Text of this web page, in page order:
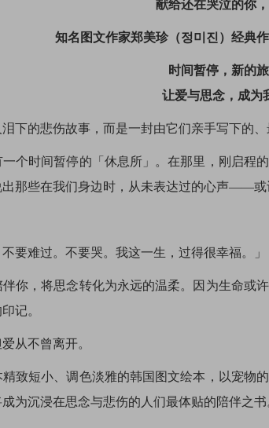
献给还在哭泣的你
知名图文作家郑美珍（정미진）经典
时间暂停，新的
让爱与思念，成为
的悲伤故事，而是一封由它们亲手写下的、
时间暂停的「休息所」。在那里，刚启程的
那些在我们身边时，从未表达过的心声——或
难过。不要哭。我这一生，过得很幸福。」
，将思念转化为永远的温柔。因为生命或许
记。
不曾离开。
短小、调色淡雅的韩国图文绘本，以宠物的
为沉浸在思念与悲伤的人们最体贴的陪伴之书